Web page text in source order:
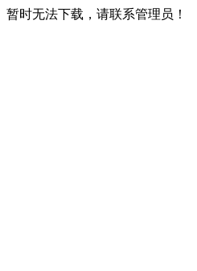
暂时无法下载，请联系管理员！